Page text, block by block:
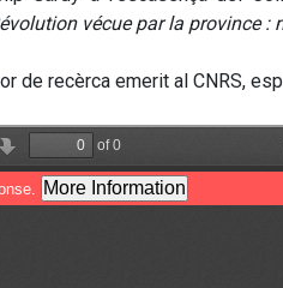
vécue par la province :
de recèrca emerit al CNRS,